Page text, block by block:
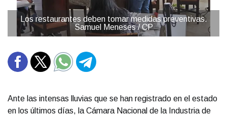
Los restaurantes deben tomar medidas preventivas.
Samuel Meneses / CP
Ante las intensas lluvias que se han registrado en el estado
en los últimos días, la Cámara Nacional de la Industria de